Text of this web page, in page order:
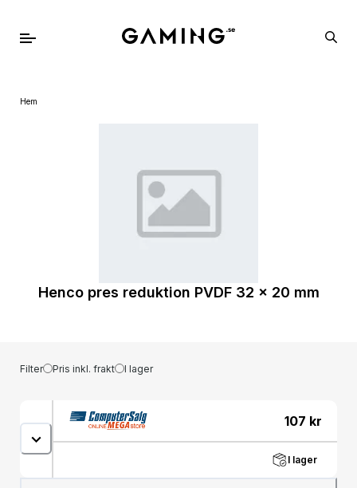
Hem
Henco pres reduktion PVDF 32 x 20 mm
Filter Pris inkl. frakt I lager
107 kr
I lager